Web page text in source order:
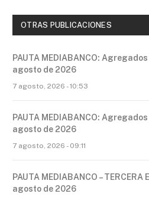
OTRAS PUBLICACIONES
PAUTA MEDIABANCO:
agosto de 2026
7 agosto, 2026 - 10:53
PAUTA MEDIABANCO: Agregados
agosto de 2026
7 agosto, 2026 - 09:11
PAUTA MEDIABANCO –
agosto de 2026